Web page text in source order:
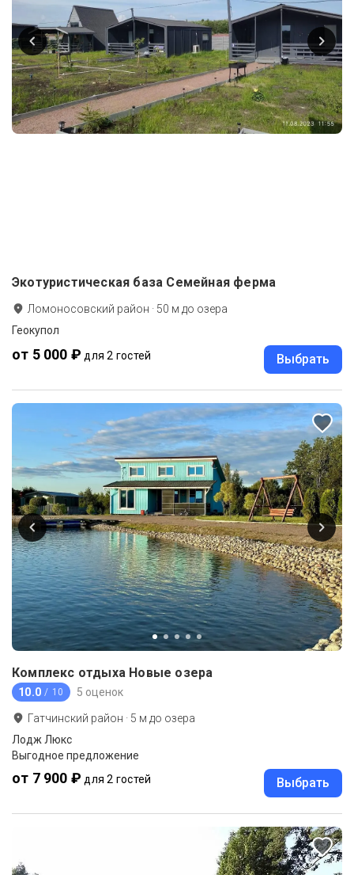
Экотуристическая база Семейная ферма
Ломоносовский район · 50 м до озера
Геокупол
от 5 000 ₽ для 2 гостей Выбрать
Комплекс отдыха Новые озера
10.0 / 10 5 оценок
Гатчинский район · 5 м до озера
Лодж Люкс
Выгодное предложение
от 7 900 ₽ для 2 гостей Выбрать